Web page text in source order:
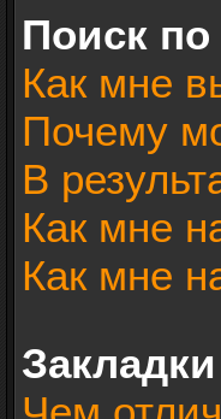
Поиск
Как мне
Почему
В
Как мне
Как мне